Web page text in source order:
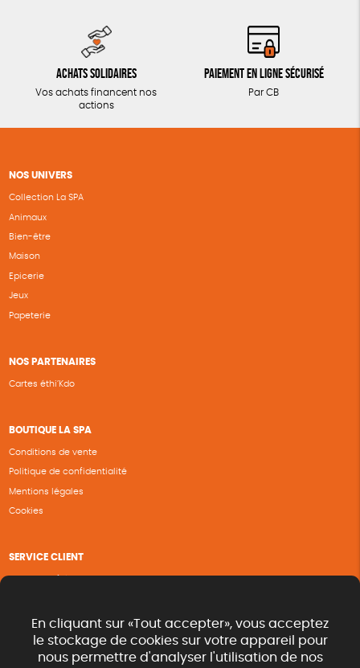
Achats solidaires
Vos achats financent nos
actions
Paiement en ligne sécurisé
Par CB
NOS UNIVERS
Collection La SPA
Animaux
Bien-être
Maison
Epicerie
Jeux
Papeterie
NOS PARTENAIRES
Cartes éthi’Kdo
BOUTIQUE LA SPA
Conditions de vente
Politique de confidentialité
Mentions légales
Cookies
SERVICE CLIENT
Nous contacter
Renvoyer des articles
Commande rapide catalogue
En cliquant sur «Tout accepter», vous acceptez
le stockage de cookies sur votre appareil pour
nous permettre d'analyser l'utilisation de nos